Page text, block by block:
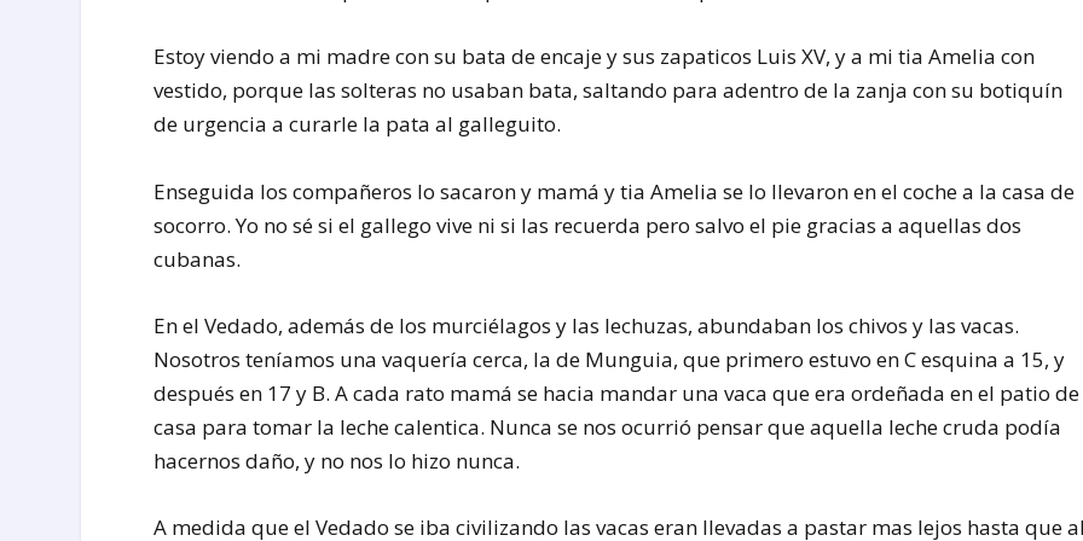
Estoy viendo a mi madre con su bata de encaje y sus zapaticos Luis XV, y a mi tia Amelia con
vestido, porque las solteras no usaban bata, saltando para adentro de la zanja con su botiquín
de urgencia a curarle la pata al galleguito.
Enseguida los compañeros lo sacaron y mamá y tia Amelia se lo llevaron en el coche a la casa de
socorro. Yo no sé si el gallego vive ni si las recuerda pero salvo el pie gracias a aquellas dos
cubanas.
En el Vedado, además de los murciélagos y las lechuzas, abundaban los chivos y las vacas.
Nosotros teníamos una vaquería cerca, la de Munguia, que primero estuvo en C esquina a 15, y
después en 17 y B. A cada rato mamá se hacia mandar una vaca que era ordeñada en el patio de
casa para tomar la leche calentica. Nunca se nos ocurrió pensar que aquella leche cruda podía
hacernos daño, y no nos lo hizo nunca.
A medida que el Vedado se iba civilizando las vacas eran llevadas a pastar mas lejos hasta que